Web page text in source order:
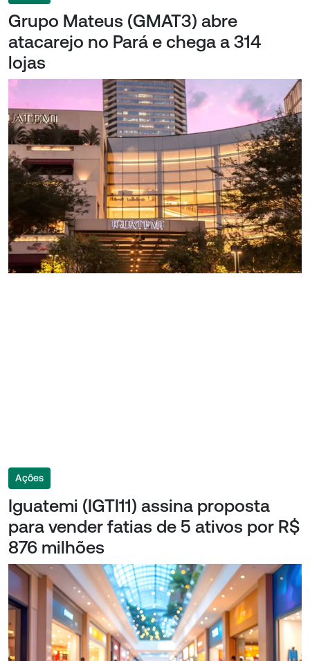
Grupo Mateus (GMAT3) abre
atacarejo no Pará e chega a 314
lojas
Ações
Iguatemi (IGTI11) assina proposta
para vender fatias de 5 ativos por R$
876 milhões